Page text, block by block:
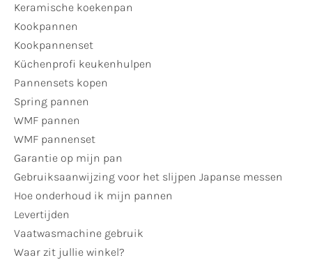
Keramische koekenpan
Kookpannen
Kookpannenset
Küchenprofi keukenhulpen
Pannensets kopen
Spring pannen
WMF pannen
WMF pannenset
Garantie op mijn pan
Gebruiksaanwijzing voor het slijpen Japanse messen
Hoe onderhoud ik mijn pannen
Levertijden
Vaatwasmachine gebruik
Waar zit jullie winkel?